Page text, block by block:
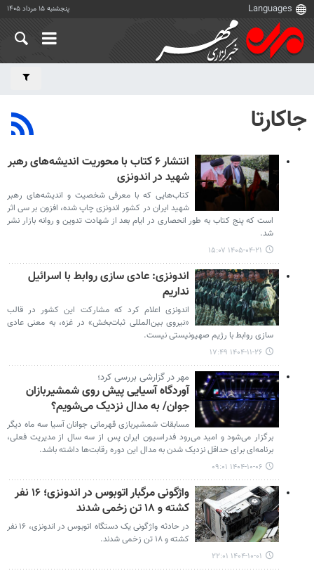
پنجشنبه ۱۵ مرداد ۱۴۰۵
جاکارتا
انتشار ۶ کتاب با محوریت اندیشه‌های رهبر
شهید در اندونزی
کتاب‌هایی که با معرفی شخصیت و اندیشه‌های رهبر
شهید ایران در کشور اندونزی چاپ شده، افزون بر سی اثر
است که پنج کتاب به طور انحصاری در ایام بعد از شهادت تدوین و روانه بازار نشر
شد.
۱۴۰۵-۰۴-۲۱ ۱۵:۰۷
اندونزی: عادی سازی روابط با اسرائیل
نداریم
اندونزی اعلام کرد که مشارکت این کشور در قالب
«نیروی بین‌المللی ثبات‌بخش» در غزه، به معنی عادی
سازی روابط با رژیم صهیونیستی نیست.
۱۴۰۴-۱۱-۲۶ ۱۷:۴۹
مهر در گزارشی بررسی کرد؛
آوردگاه آسیایی پیش‌ روی شمشیربازان
جوان/ به مدال نزدیک می‌شویم؟
مسابقات شمشیربازی قهرمانی جوانان آسیا سه ماه دیگر
برگزار می‌شود و امید می‌رود فدراسیون ایران پس از سه سال از مدیریت فعلی،
برنامه‌ای برای حداقل نزدیک شدن به مدال این دوره رقابت‌ها داشته باشد.
۱۴۰۴-۱۰-۰۶ ۰۹:۰۱
واژگونی مرگبار اتوبوس در اندونزی؛ ۱۶ نفر
کشته و ۱۸ تن زخمی شدند
در حادثه واژگونی یک دستگاه اتوبوس در اندونزی، ۱۶ نفر
کشته و ۱۸ تن زخمی شدند.
۱۴۰۴-۱۰-۰۱ ۲۲:۰۱